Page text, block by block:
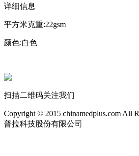
详细信息
平方米克重:22gsm
颜色:白色
扫描二维码关注我们
Copyright © 2015 chinamedplus.com All
普拉科技股份有限公司